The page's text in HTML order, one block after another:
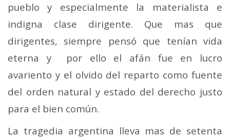
pueblo y especialmente la materialista e
indigna clase dirigente. Que mas que
dirigentes, siempre pensó que tenían vida
eterna y por ello el afán fue en lucro
avariento y el olvido del reparto como fuente
del orden natural y estado del derecho justo
para el bien común.
La tragedia argentina lleva mas de setenta